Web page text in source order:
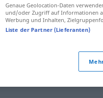
Genaue Geolocation-Daten
und/oder Zugriff auf Informationen
Werbung und Inhalten,
Liste der Partner (Lieferanten)